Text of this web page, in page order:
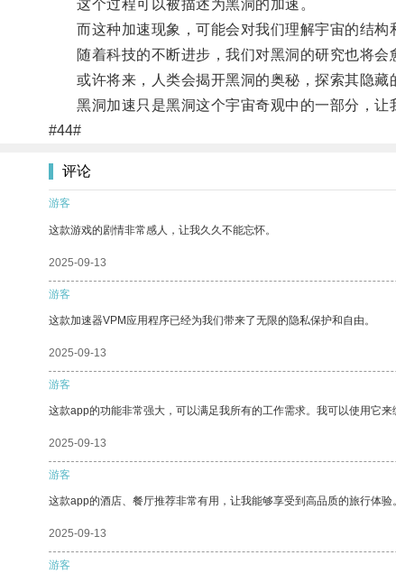
这个过程可以被描述为黑洞的加速。
而这种加速现象，可能会对我们理解宇宙的结构
随着科技的不断进步，我们对黑洞的研究也将会
或许将来，人类会揭开黑洞的奥秘，探索其隐藏
黑洞加速只是黑洞这个宇宙奇观中的一部分，让
#44#
评论
游客
这款游戏的剧情非常感人，让我久久不能忘怀。
2025-09-13
游客
这款加速器VPM应用程序已经为我们带来了无限的隐私保护和自由。
2025-09-13
游客
这款app的功能非常强大，可以满足我所有的工作需求。我可以使用它来
2025-09-13
游客
这款app的酒店、餐厅推荐非常有用，让我能够享受到高品质的旅行体验。
2025-09-13
游客